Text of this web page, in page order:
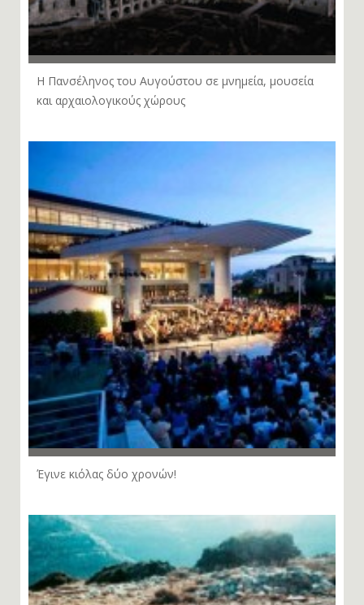
Η Πανσέληνος του Αυγούστου σε μνημεία, μουσεία
και αρχαιολογικούς χώρους
Έγινε κιόλας δύο χρονών!